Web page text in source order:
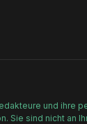
und ihre
sind nicht an